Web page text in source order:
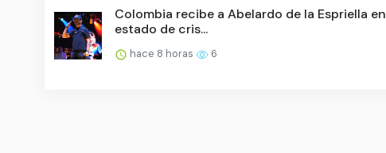
Colombia recibe a Abelardo de la Espriella en
estado de cris...
hace 8 horas 6